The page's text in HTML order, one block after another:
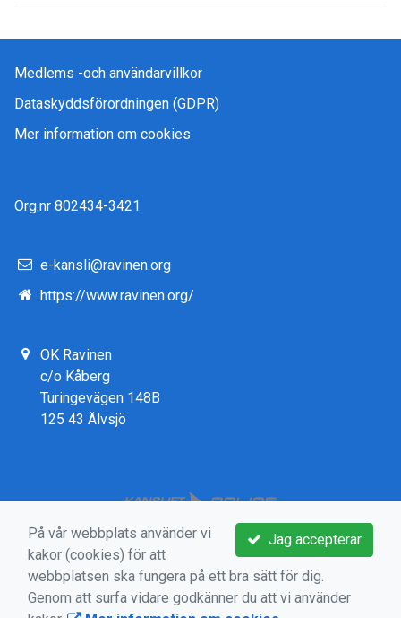
Medlems -och användarvillkor
Dataskyddsförordningen (GDPR)
Mer information om cookies
Org.nr 802434-3421
e-kansli@ravinen.org
https://www.ravinen.org/
OK Ravinen
c/o Kåberg
Turingevägen 148B
125 43 Älvsjö
Jag accepterar
På vår webbplats använder vi
kakor (cookies) för att
webbplatsen ska fungera på ett bra sätt för dig.
Genom att surfa vidare godkänner du att vi använder